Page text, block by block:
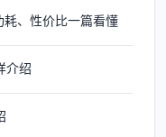
、性价比一篇看懂
介绍